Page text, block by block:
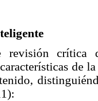
revisión crítica
de